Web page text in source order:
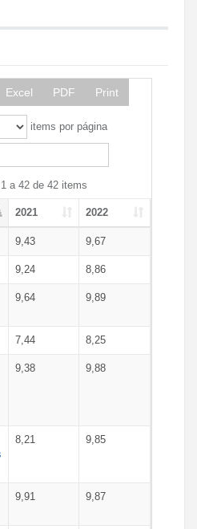
Excel PDF Print
items por página
a 42 de 42 items
2021 2022
9,43 9,67
9,24 8,86
9,64 9,89
7,44 8,25
9,38 9,88
8,21 9,85
9,91 9,87